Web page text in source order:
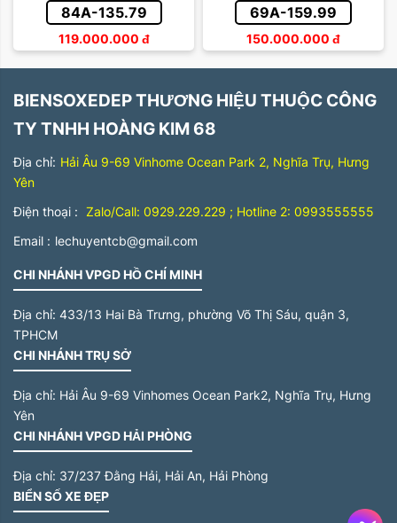
84A-135.79
119.000.000 đ
69A-159.99
150.000.000 đ
BIENSOXEDEP THƯƠNG HIỆU THUỘC CÔNG
TY TNHH HOÀNG KIM 68
Địa chỉ: Hải Âu 9-69 Vinhome Ocean Park 2, Nghĩa Trụ, Hưng
Yên
Điện thoại : Zalo/Call: 0929.229.229 ; Hotline 2: 0993555555
Email : lechuyentcb@gmail.com
CHI NHÁNH VPGD HỒ CHÍ MINH
Địa chỉ: 433/13 Hai Bà Trưng, phường Võ Thị Sáu, quận 3,
TPHCM
CHI NHÁNH TRỤ SỞ
Địa chỉ: Hải Âu 9-69 Vinhomes Ocean Park2, Nghĩa Trụ, Hưng
Yên
CHI NHÁNH VPGD HẢI PHÒNG
Địa chỉ: 37/237 Đằng Hải, Hải An, Hải Phòng
BIỂN SỐ XE ĐẸP